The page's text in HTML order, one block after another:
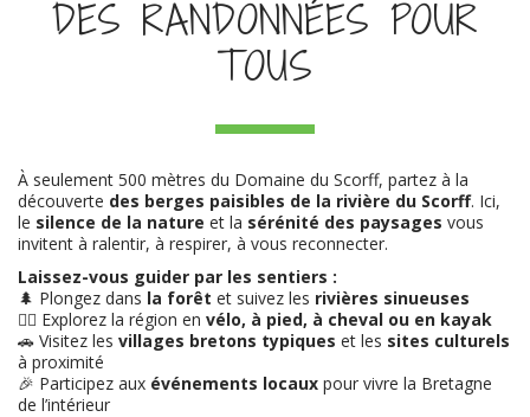
DES RANDONNÉES POUR
TOUS
À seulement 500 mètres du Domaine du Scorff, partez à la
découverte des berges paisibles de la rivière du Scorff. Ici,
le silence de la nature et la sérénité des paysages vous
invitent à ralentir, à respirer, à vous reconnecter.
Laissez-vous guider par les sentiers :
🌲 Plongez dans la forêt et suivez les rivières sinueuses
🚴‍♂️ Explorez la région en vélo, à pied, à cheval ou en kayak
🚗 Visitez les villages bretons typiques et les sites culturels
à proximité
🎉 Participez aux événements locaux pour vivre la Bretagne
de l’intérieur